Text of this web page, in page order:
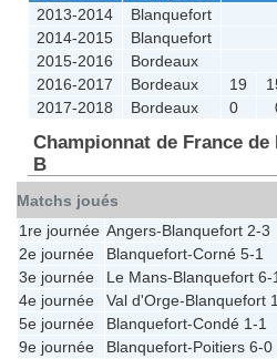
2013-2014
Blanquefort
2014-2015
Blanquefort
2015-2016
Bordeaux
2016-2017
Bordeaux 19
2017-2018
Bordeaux 0
Championnat de France de
B
Matchs joués
1re journée Angers-Blanquefort 2-3
2e journée
Blanquefort-Corné 5-1
3e journée
Le Mans-Blanquefort 6-1
4e journée
Val d'Orge-Blanquefort
5e journée
Blanquefort-Condé 1-1
9e journée
Blanquefort-Poitiers 6-0